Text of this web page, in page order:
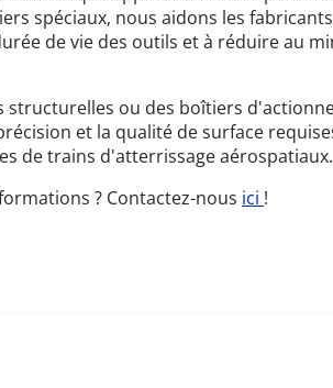
spéciaux, nous aidons les
de vie des outils et à réduire au
structurelles ou des boîtiers
et la qualité de surface
de trains d'atterrissage aérospatiaux.
? Contactez-nous ici !